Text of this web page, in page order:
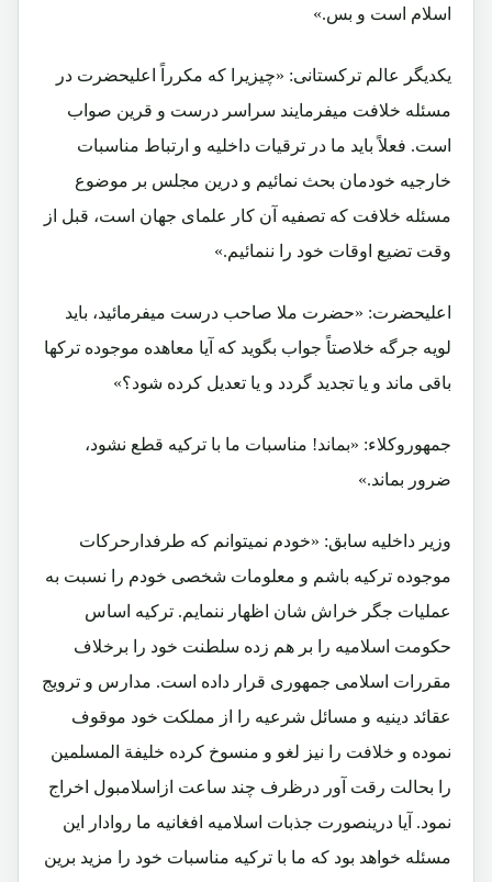
اسلام است و بس.»
یکدیگر عالم ترکستانی: «چیزیرا که مکرراً اعلیحضرت در
مسئله خلافت میفرمایند سراسر درست و قرین صواب
است. فعلاً باید ما در ترقیات داخلیه و ارتباط مناسبات
خارجیه خودمان بحث نمائیم و درین مجلس بر موضوع
مسئله خلافت که تصفیه آن کار علمای جهان است، قبل از
وقت تضیع اوقات خود را ننمائیم.»
اعلیحضرت: «حضرت ملا صاحب درست میفرمائید، باید
لویه جرگه خلاصتاً جواب بگوید که آیا معاهده موجوده ترکها
باقی ماند و یا تجدید گردد و یا تعدیل کرده شود؟»
جمهوروکلاء: «بماند! مناسبات ما با ترکیه قطع نشود،
ضرور بماند.»
وزیر داخلیه سابق: «خودم نمیتوانم که طرفدارحرکات
موجوده ترکیه باشم و معلومات شخصی خودم را نسبت به
عملیات جگر خراش شان اظهار ننمایم. ترکیه اساس
حکومت اسلامیه را بر هم زده سلطنت خود را برخلاف
مقررات اسلامی جمهوری قرار داده است. مدارس و ترویج
عقائد دینیه و مسائل شرعیه را از مملکت خود موقوف
نموده و خلافت را نیز لغو و منسوخ کرده خلیفة المسلمین
را بحالت رقت آور درظرف چند ساعت ازاسلامبول اخراج
نمود. آیا درینصورت جذبات اسلامیه افغانیه ما روادار این
مسئله خواهد بود که ما با ترکیه مناسبات خود را مزید برین